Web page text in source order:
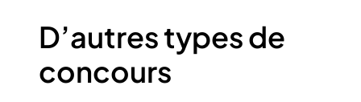
D’autres types de
concours